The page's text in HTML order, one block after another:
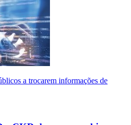
a trocarem informações de